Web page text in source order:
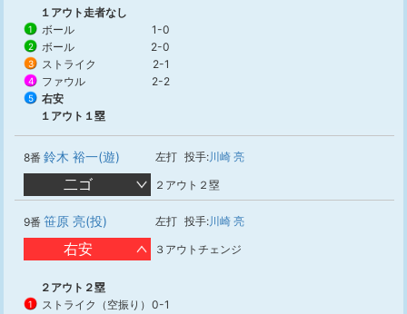
１アウト走者なし
1 ボール 1-0
2 ボール 2-0
3 ストライク 2-1
4 ファウル 2-2
5
右安
１アウト１塁
8番 鈴木 裕一(遊) 左打 投手:川崎 亮
二ゴ ２アウト２塁
9番 笹原 亮(投) 左打 投手:川崎 亮
右安 ３アウトチェンジ
２アウト２塁
1 ストライク（空振り） 0-1